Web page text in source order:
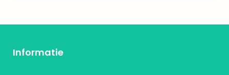
Informatie